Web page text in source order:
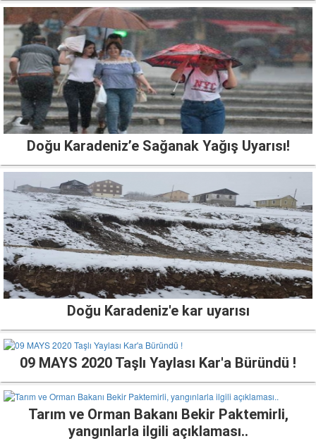
Doğu Karadeniz’e Sağanak Yağış Uyarısı!
Doğu Karadeniz'e kar uyarısı
09 MAYS 2020 Taşlı Yaylası Kar'a Büründü !
Tarım ve Orman Bakanı Bekir Paktemirli,
yangınlarla ilgili açıklaması..